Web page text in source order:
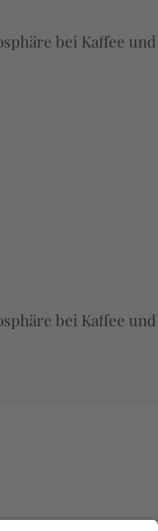
bei Kaffee und
bei Kaffee und